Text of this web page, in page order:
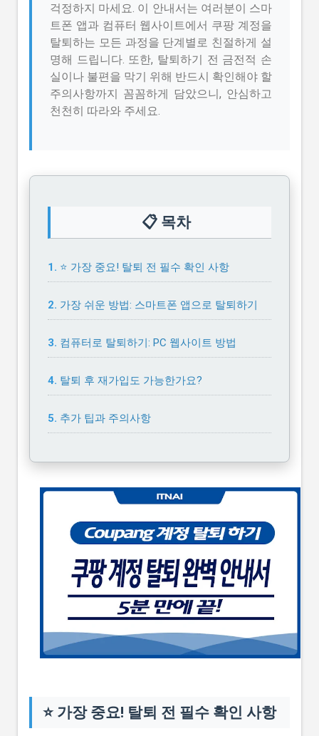
걱정하지 마세요. 이 안내서는 여러분이 스마
트폰 앱과 컴퓨터 웹사이트에서 쿠팡 계정을
탈퇴하는 모든 과정을 단계별로 친절하게 설
명해 드립니다. 또한, 탈퇴하기 전 금전적 손
실이나 불편을 막기 위해 반드시 확인해야 할
주의사항까지 꼼꼼하게 담았으니, 안심하고
천천히 따라와 주세요.
📋 목차
⭐ 가장 중요! 탈퇴 전 필수 확인 사항
가장 쉬운 방법: 스마트폰 앱으로 탈퇴하기
컴퓨터로 탈퇴하기: PC 웹사이트 방법
탈퇴 후 재가입도 가능한가요?
추가 팁과 주의사항
⭐ 가장 중요! 탈퇴 전 필수 확인 사항